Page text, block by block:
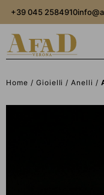
+39 045 2584910
Home Gioielli Anelli